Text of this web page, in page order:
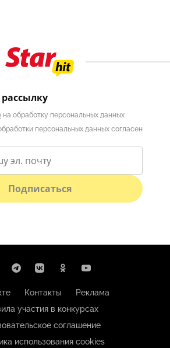
на обработку персональных данных
персональных данных согласен
Подписаться
Контакты
Реклама
участия в конкурсах
соглашение
использования cookies